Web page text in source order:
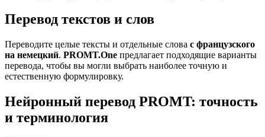
Перевод текстов и слов
Переводите целые тексты и отдельные слова с французского
на немецкий. PROMT.One предлагает подходящие варианты
перевода, чтобы вы могли выбрать наиболее точную и
естественную формулировку.
Нейронный перевод PROMT: точность
и терминология